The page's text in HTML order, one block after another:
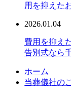
用を抑えた
2026.01.04
費用を抑え
告別式なら
ホーム
当葬儀社の